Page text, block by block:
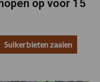
op vóór 15
Suikerbieten zaaien